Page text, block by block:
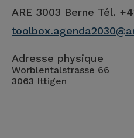
ARE 3003 Berne Tél.
Adresse physique
Worblentalstrasse 66
3063 Ittigen